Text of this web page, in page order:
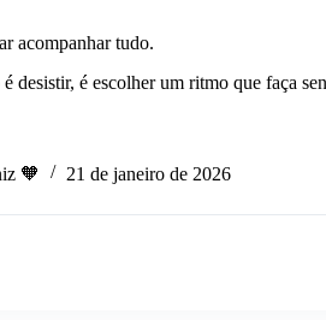
acompanhar tudo.
desistir, é escolher um ritmo que faça
🧡 21 de janeiro de 2026